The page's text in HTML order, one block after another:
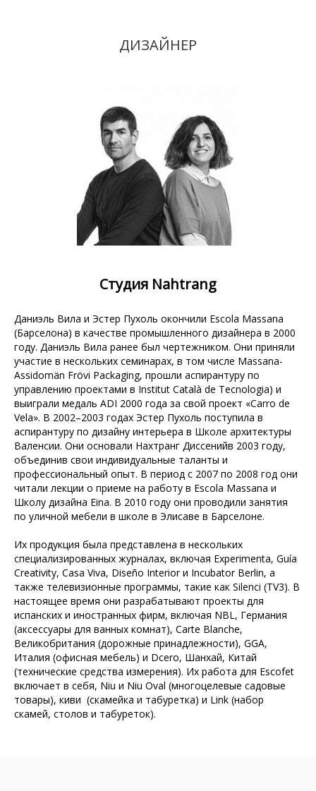
ДИЗАЙНЕР
Студия Nahtrang
Даниэль Вила и Эстер Пухоль окончили Escola Massana
(Барселона) в качестве промышленного дизайнера в 2000
году. Даниэль Вила ранее был чертежником. Они приняли
участие в нескольких семинарах, в том числе Massana-
Assidomän Frövi Packaging, прошли аспирантуру по
управлению проектами в Institut Català de Tecnologia) и
выиграли медаль ADI 2000 года за свой проект «Carro de
Vela». В 2002–2003 годах Эстер Пухоль поступила в
аспирантуру по дизайну интерьера в Школе архитектуры
Валенсии. Они основали Нахтранг Диссенийв 2003 году,
объединив свои индивидуальные таланты и
профессиональный опыт. В период с 2007 по 2008 год они
читали лекции о приеме на работу в Escola Massana и
Школу дизайна Eina. В 2010 году они проводили занятия
по уличной мебели в школе в Элисаве в Барселоне.
Их продукция была представлена ​​в нескольких
специализированных журналах, включая Experimenta, Guía
Creativity, Casa Viva, Diseño Interior и Incubator Berlin, а
также телевизионные программы, такие как Silenci (TV3). В
настоящее время они разрабатывают проекты для
испанских и иностранных фирм, включая NBL, Германия
(аксессуары для ванных комнат), Carte Blanche,
Великобритания (дорожные принадлежности), GGA,
Италия (офисная мебель) и Dcero, Шанхай, Китай
(технические средства измерения). Их работа для Escofet
включает в себя, Niu и Niu Oval (многоцелевые садовые
товары), киви (скамейка и табуретка) и Link (набор
скамей, столов и табуреток).